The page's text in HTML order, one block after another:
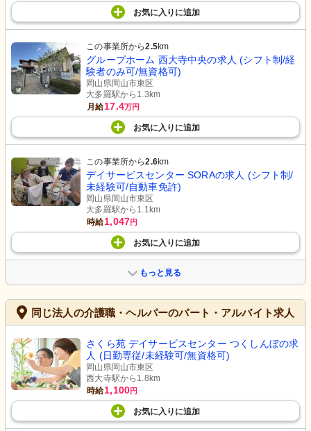
お気に入り に追加
この事業所から2.5km
グループホーム 西大寺中央の求人 (シフト制/経
験者のみ可/無資格可)
岡山県岡山市東区
大多羅駅から1.3km
月給17.4万円
お気に入り に追加
この事業所から2.6km
デイサービスセンター SORAの求人 (シフト制/
未経験可/自動車免許)
岡山県岡山市東区
大多羅駅から1.1km
時給1,047円
お気に入り に追加
もっと見る
同じ法人の介護職・ヘルパーのパート・アルバイト求人
さくら苑 デイサービスセンター つくしんぼの求
人 (日勤専従/未経験可/無資格可)
岡山県岡山市東区
西大寺駅から1.8km
時給1,100円
お気に入り に追加